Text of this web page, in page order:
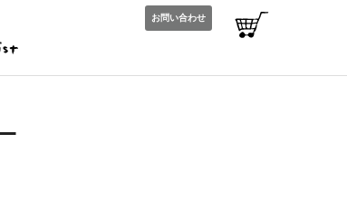
お問い合わせ